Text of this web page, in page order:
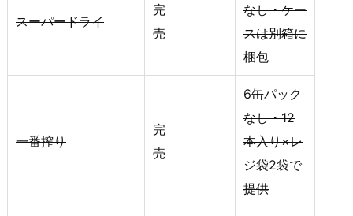
スーパードライ
完
売
なし・ケー
スは別箱に
梱包
一番搾り
完
売
6缶パック
なし・12
本入り×レ
ジ袋2袋で
提供